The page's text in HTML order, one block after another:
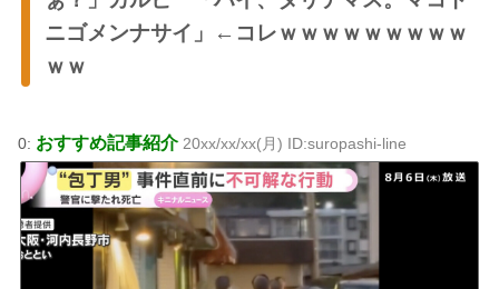
ニゴメンナサイ」←コレｗｗｗｗｗｗｗｗｗ
ｗｗ
0: おすすめ記事紹介20xx/xx/xx(月) ID:suropashi-line